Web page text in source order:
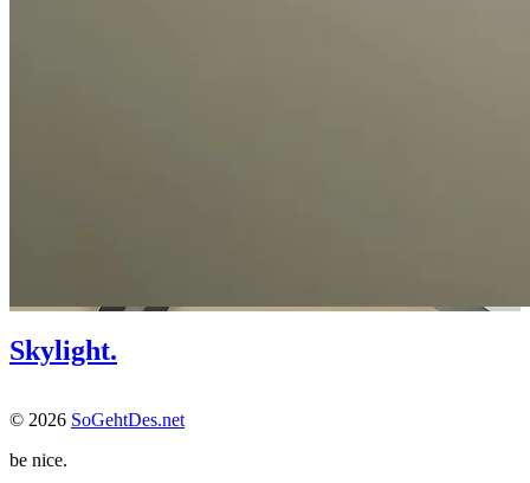
Skylight.
© 2026 SoGehtDes.net
be nice.